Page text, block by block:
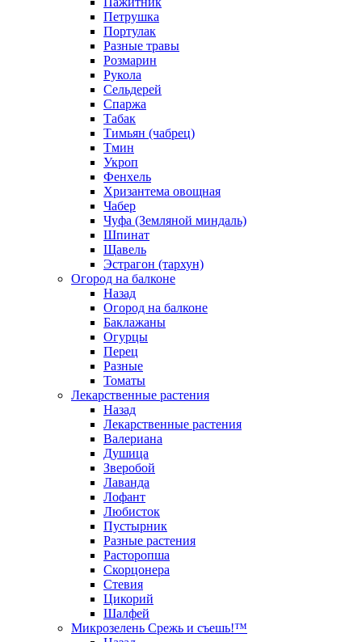
Петрушка
Портулак
Разные травы
Розмарин
Рукола
Сельдерей
Спаржа
Табак
Тимьян (чабрец)
Тмин
Укроп
Фенхель
Хризантема овощная
Чабер
Чуфа (Земляной миндаль)
Шпинат
Щавель
Эстрагон (тархун)
Огород на балконе
Назад
Огород на балконе
Баклажаны
Огурцы
Перец
Разные
Томаты
Лекарственные растения
Назад
Лекарственные растения
Валериана
Душица
Зверобой
Лаванда
Лофант
Любисток
Пустырник
Разные растения
Расторопша
Скорцонера
Стевия
Цикорий
Шалфей
Микрозелень Срежь и съешь!™